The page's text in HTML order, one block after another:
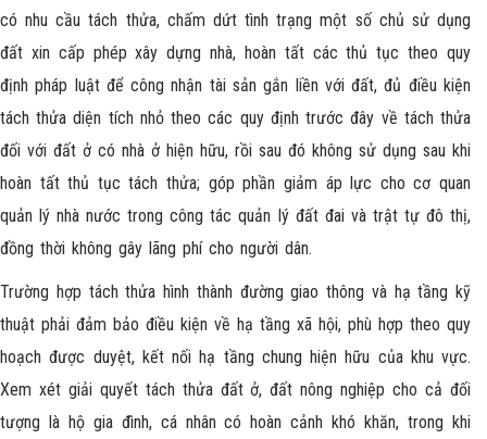
có nhu cầu tách thửa, chấm dứt tình trạng một số chủ sử dụng
đất xin cấp phép xây dựng nhà, hoàn tất các thủ tục theo quy
định pháp luật để công nhận tài sản gắn liền với đất, đủ điều kiện
tách thửa diện tích nhỏ theo các quy định trước đây về tách thửa
đối với đất ở có nhà ở hiện hữu, rồi sau đó không sử dụng sau khi
hoàn tất thủ tục tách thửa; góp phần giảm áp lực cho cơ quan
quản lý nhà nước trong công tác quản lý đất đai và trật tự đô thị,
đồng thời không gây lãng phí cho người dân.
Trường hợp tách thửa hình thành đường giao thông và hạ tầng kỹ
thuật phải đảm bảo điều kiện về hạ tầng xã hội, phù hợp theo quy
hoạch được duyệt, kết nối hạ tầng chung hiện hữu của khu vực.
Xem xét giải quyết tách thửa đất ở, đất nông nghiệp cho cả đối
tượng là hộ gia đình, cá nhân có hoàn cảnh khó khăn, trong khi